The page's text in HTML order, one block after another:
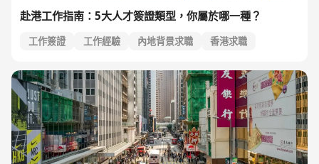
赴港工作指南：5大人才簽證類型，你屬於哪一種？
工作簽證 工作經驗 內地背景求職 香港求職